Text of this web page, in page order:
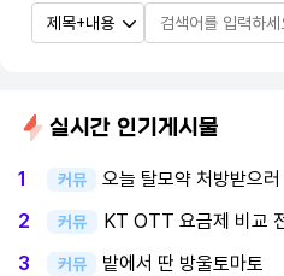
실시간 인기게시물
1 커뮤 오늘 탈모약 처방받으
2 커뮤
KT OTT 요금제 비교
3
커뮤 밭에서 딴 방울토마토